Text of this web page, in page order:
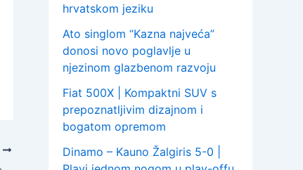
hrvatskom jeziku
Ato singlom “Kazna najveća”
donosi novo poglavlje u
njezinom glazbenom razvoju
Fiat 500X | Kompaktni SUV s
prepoznatljivim dizajnom i
bogatom opremom
Dinamo – Kauno Žalgiris 5-0 |